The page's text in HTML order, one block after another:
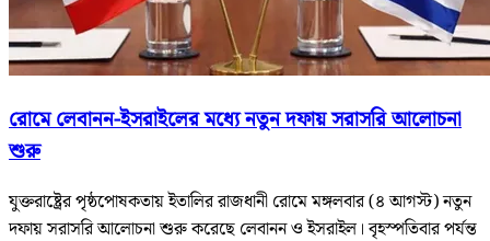
রোমে লেবানন-ইসরাইলের মধ্যে নতুন দফায় সরাসরি আলোচনা
শুরু
যুক্তরাষ্ট্রের পৃষ্ঠপোষকতায় ইতালির রাজধানী রোমে মঙ্গলবার (৪ আগস্ট) নতুন
দফায় সরাসরি আলোচনা শুরু করেছে লেবানন ও ইসরাইল। বৃহস্পতিবার পর্যন্ত